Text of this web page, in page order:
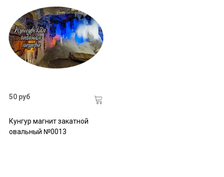
50 руб
Кунгур магнит закатной
овальный №0013